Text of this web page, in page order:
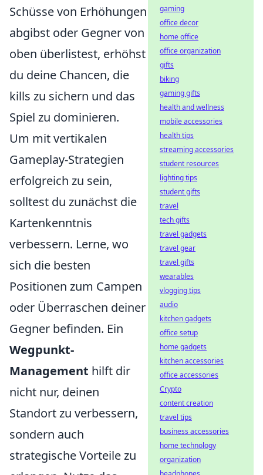
Schüsse von Erhöhungen
abgibst oder Gegner von
oben überlistest, erhöhst
du deine Chancen, die
kills zu sichern und das
Spiel zu dominieren.
Um mit vertikalen
Gameplay-Strategien
erfolgreich zu sein,
solltest du zunächst die
Kartenkenntnis
verbessern. Lerne, wo
sich die besten
Positionen zum Campen
oder Überraschen deiner
Gegner befinden. Ein
Wegpunkt-
Management hilft dir
nicht nur, deinen
Standort zu verbessern,
sondern auch
strategische Vorteile zu
gaming
office decor
home office
office organization
gifts
biking
gaming gifts
health and wellness
mobile accessories
health tips
streaming accessories
student resources
lighting tips
student gifts
travel
tech gifts
travel gadgets
travel gear
travel gifts
wearables
vlogging tips
audio
kitchen gadgets
office setup
home gadgets
kitchen accessories
office accessories
Crypto
content creation
travel tips
business accessories
home technology
organization